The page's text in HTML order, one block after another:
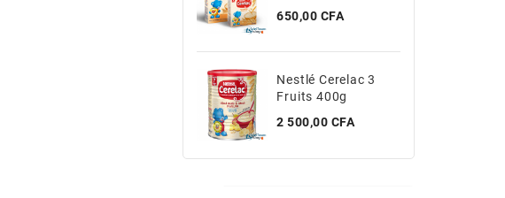
Prix
650,00 CFA
Nestlé Cerelac 3
Fruits 400g
Prix
2 500,00 CFA